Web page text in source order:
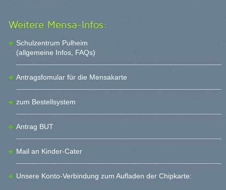
Weitere Mensa-Infos:
Schulzentrum Pulheim
(allgemeine Infos, FAQs)
Antragsfomular für die Mensakarte
zum Bestellsystem
Antrag BUT
Mail an Kinder-Cater
Unsere Konto-Verbindung zum Aufladen der Chipkarte: